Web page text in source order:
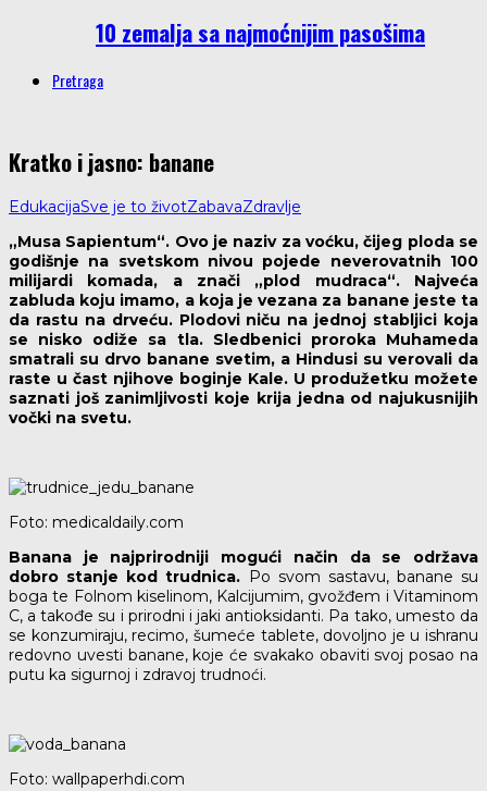
10 zemalja sa najmoćnijim pasošima
Pretraga
Kratko i jasno: banane
EdukacijaSve je to životZabavaZdravlje
„Musa Sapientum“. Ovo je naziv za voćku, čijeg ploda se
godišnje na svetskom nivou pojede neverovatnih 100
milijardi komada, a znači „plod mudraca“. Najveća
zabluda koju imamo, a koja je vezana za banane jeste ta
da rastu na drveću. Plodovi niču na jednoj stabljici koja
se nisko odiže sa tla. Sledbenici proroka Muhameda
smatrali su drvo banane svetim, a Hindusi su verovali da
raste u čast njihove boginje Kale. U produžetku možete
saznati još zanimljivosti koje krija jedna od najukusnijih
vočki na svetu.
Foto: medicaldaily.com
Banana je najprirodniji mogući način da se održava
dobro stanje kod trudnica.
Po svom sastavu, banane su
boga te Folnom kiselinom, Kalcijumim, gvožđem i Vitaminom
C, a takođe su i prirodni i jaki antioksidanti. Pa tako, umesto da
se konzumiraju, recimo, šumeće tablete, dovoljno je u ishranu
redovno uvesti banane, koje će svakako obaviti svoj posao na
putu ka sigurnoj i zdravoj trudnoći.
Foto: wallpaperhdi.com